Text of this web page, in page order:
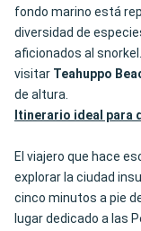
fondo marino está
diversidad de
aficionados al
visitar Teahuppo
de altura.
Itinerario ideal para
El viajero que hace
explorar la ciudad
cinco minutos a pie
lugar dedicado a las